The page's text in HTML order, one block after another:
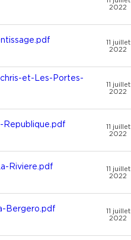
2022
11 juillet
2022
et-Les-Portes-
11 juillet
2022
11 juillet
2022
Riviere.pdf
11 juillet
2022
Bergero.pdf
11 juillet
2022